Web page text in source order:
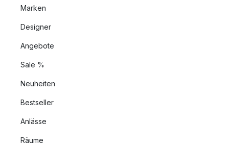
Marken
Designer
Angebote
Sale %
Neuheiten
Bestseller
Anlässe
Räume